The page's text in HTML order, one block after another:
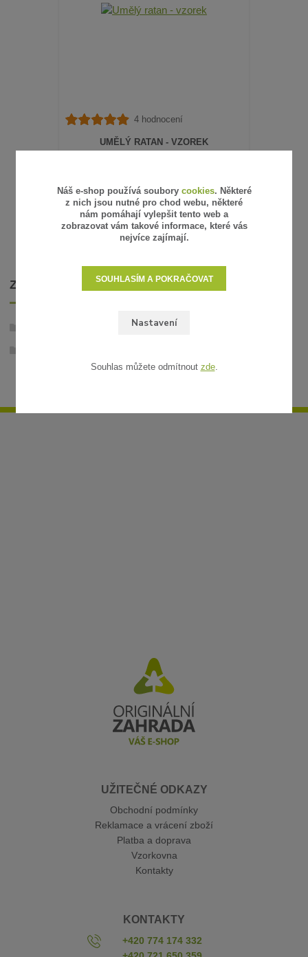
4 hodnocení
UMĚLÝ RATAN - VZOREK
ZVOLIT VARIANTU
ZBOŽÍ ZAŘAZENO V KATEGORIÍCH
UŽITEČNÉ ODKAZY
Obchodní podmínky
Reklamace a vrácení zboží
Platba a doprava
Vzorkovna
Kontakty
KONTAKTY
+420 774 174 332
Náš e-shop používá soubory cookies. Některé
z nich jsou nutné pro chod webu, některé
nám pomáhají vylepšit tento web a
zobrazovat vám takové informace, které vás
nejvíce zajímají.
Nastavení
SOUHLASÍM A POKRAČOVAT
Souhlas můžete odmítnout zde.